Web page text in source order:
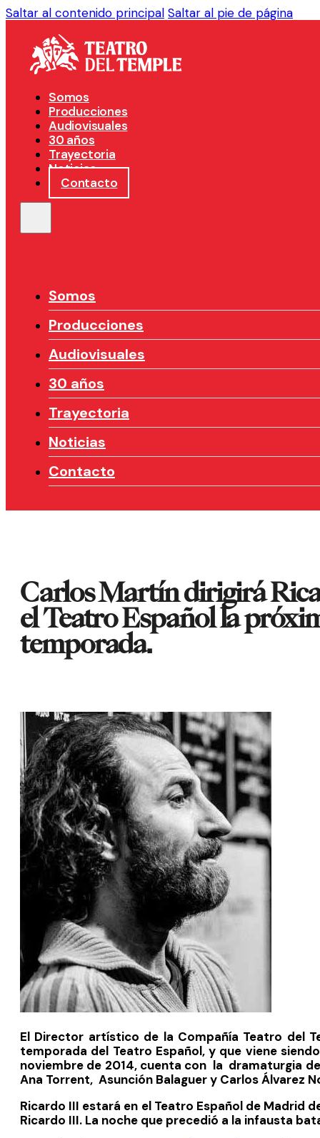
Saltar al contenido principal Saltar al pie de página
Somos
Producciones
Audiovisuales
30 años
Trayectoria
Noticias
Contacto
Somos
Producciones
Audiovisuales
30 años
Trayectoria
Noticias
Contacto
Carlos Martín dirigirá
el Teatro Español la
temporada.
El Director artístico de la Compañía Teatro del
temporada del Teatro Español, y que viene
noviembre de 2014, cuenta con la dramaturgia
Ana Torrent, Asunción Balaguer y Carlos Álvarez
Ricardo III estará en el Teatro Español de Madrid
Ricardo III. La noche que precedió a la infausta